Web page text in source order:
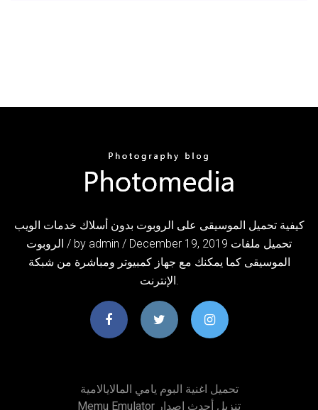
كيفية تحميل الموسيقى على الروبوت بدون أسلاك خدمات الويب
الروبوت / by admin / December 19, 2019 تحميل ملفات
الموسيقى كما يمكنك مع جهاز كمبيوتر ومباشرة من شبكة
تحميل اغنية البوم يامي المالايالامية
Memu Emulator تنزيل أحدث إصدار